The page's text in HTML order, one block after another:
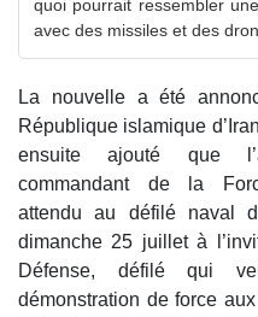
quoi pourrait ressembler
avec des missiles et des
La nouvelle a été
République islamique
ensuite ajouté que
commandant de la
attendu au défilé naval
dimanche 25 juillet à
Défense, défilé qui
démonstration de force